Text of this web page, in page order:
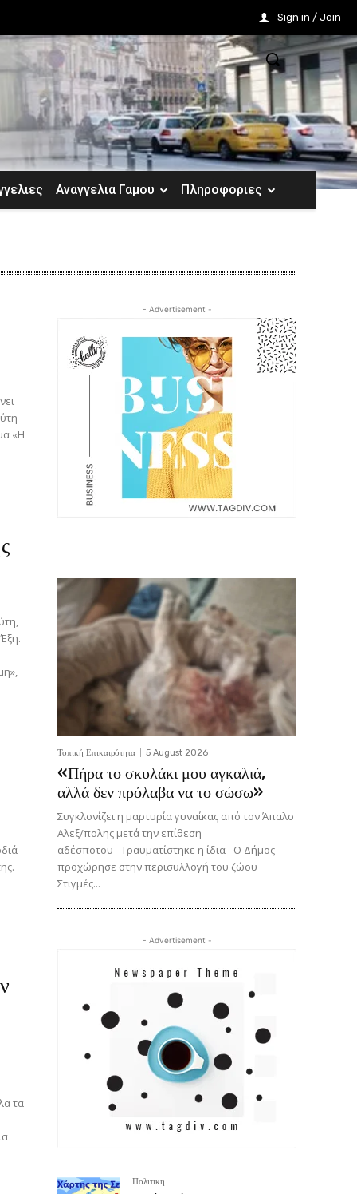
Sign in / Join
Αναγγελια Γαμου Πληροφοριες
«Η
τα
- Advertisement -
Τοπική Επικαιρότητα 5 August 2026
«Πήρα το σκυλάκι μου αγκαλιά,
αλλά δεν πρόλαβα να το σώσω»
Συγκλονίζει η μαρτυρία γυναίκας από τον Άπαλο
Αλεξ/πολης μετά την επίθεση
αδέσποτου - Τραυματίστηκε η ίδια - Ο Δήμος
προχώρησε στην περισυλλογή του ζώου
Στιγμές...
- Advertisement -
Πολιτικη